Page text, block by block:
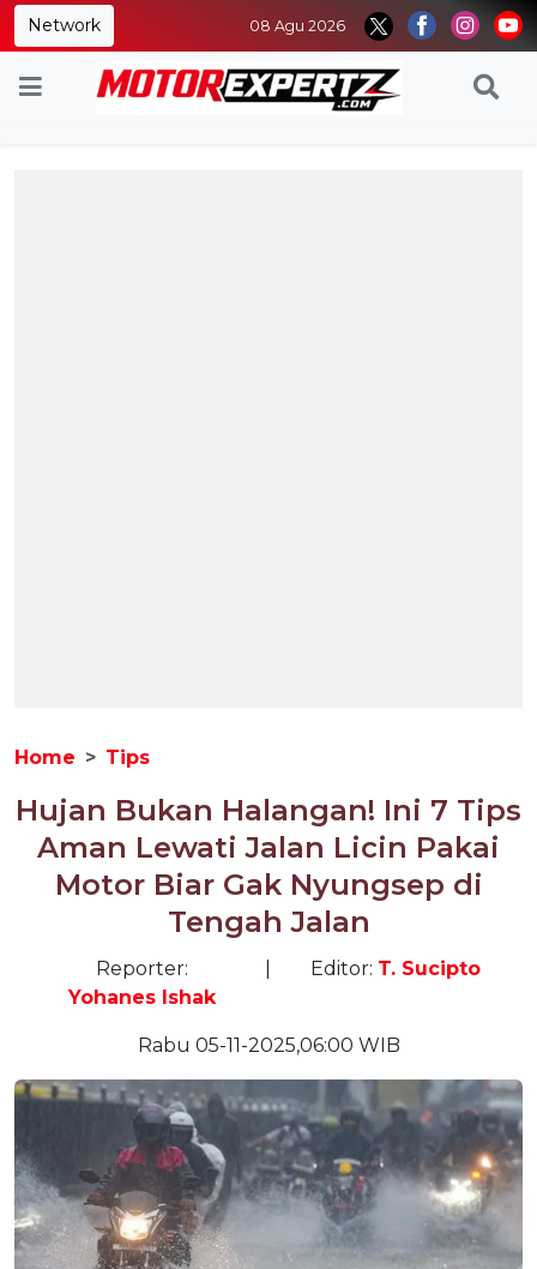
Network 08 Agu 2026
Home Tips
Hujan Bukan Halangan! Ini 7 Tips
Aman Lewati Jalan Licin Pakai
Motor Biar Gak Nyungsep di
Tengah Jalan
Reporter:
Yohanes Ishak
Editor: T. Sucipto
Rabu 05-11-2025,06:00 WIB